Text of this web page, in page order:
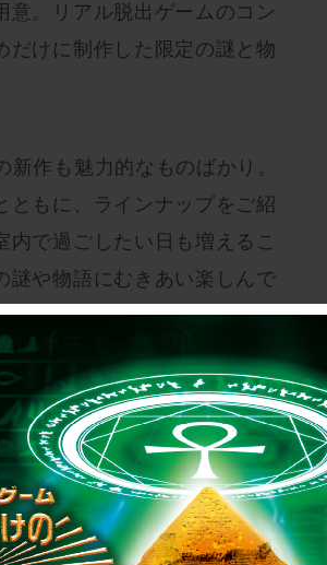
意。リアル脱出ゲームのコン
だけに制作した限定の謎と物
作も魅力的なものばかり。
ともに、ラインナップをご紹
で過ごしたい日も増えるこ
謎や物語にむきあい楽しんで